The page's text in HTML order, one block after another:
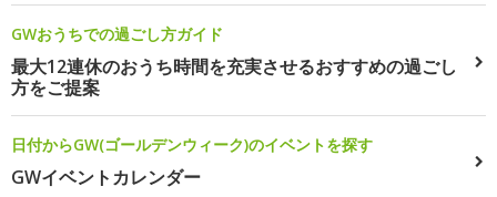
GWおうちでの過ごし方ガイド
最大12連休のおうち時間を充実させるおすすめの過ごし
方をご提案
日付からGW(ゴールデンウィーク)のイベントを探す
GWイベントカレンダー